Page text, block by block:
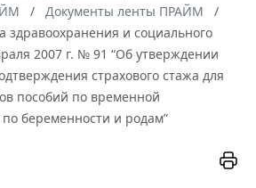
Документы ленты ПРАЙМ
здравоохранения и социального
2007 г. № 91 “Об утверждении
страхового стажа для
пособий по временной
по беременности и родам”